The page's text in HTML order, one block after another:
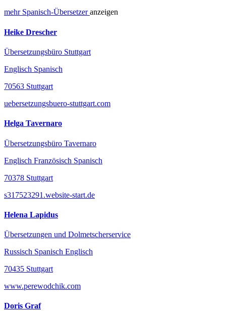
mehr Spanisch-Übersetzeranzeigen
Heike Drescher
Übersetzungsbüro Stuttgart
Englisch Spanisch
70563 Stuttgart
uebersetzungsbuero-stuttgart.com
Helga Tavernaro
Übersetzungsbüro Tavernaro
Englisch Französisch Spanisch
70378 Stuttgart
s317523291.website-start.de
Helena Lapidus
Übersetzungen und Dolmetscherservice
Russisch Spanisch Englisch
70435 Stuttgart
www.perewodchik.com
Doris Graf